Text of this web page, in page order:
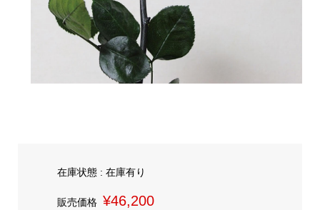
在庫状態 : 在庫有り
販売価格 ¥46,200